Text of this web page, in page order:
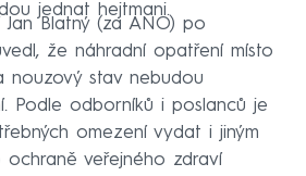
jednat hejtmani.
Blatný (za ANO) po
že náhradní opatření místo
nouzový stav nebudou
Podle odborníků i poslanců je
omezení vydat i jiným
ochraně veřejného zdraví